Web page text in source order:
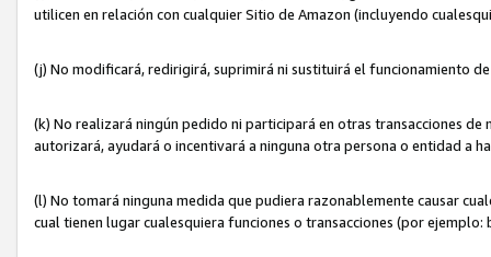
utilicen en relación con cualquier Sitio de Amazon (incluyendo
(j) No modificará, redirigirá, suprimirá ni sustituirá el funcionamiento
(k) No realizará ningún pedido ni participará en otras transacciones
autorizará, ayudará o incentivará a ninguna otra persona o entidad a
(l) No tomará ninguna medida que pudiera razonablemente causar
cual tienen lugar cualesquiera funciones o transacciones (por